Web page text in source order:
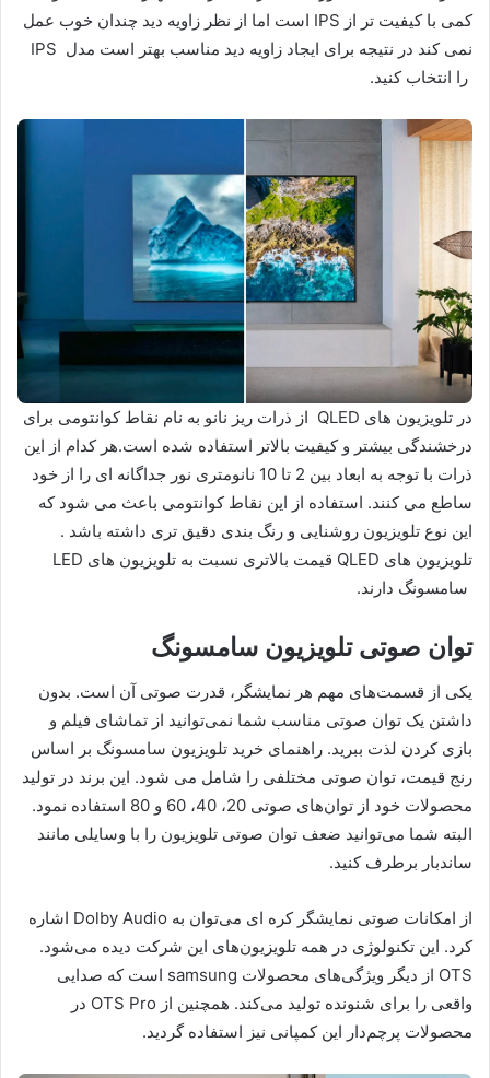
کمی با کیفیت تر از IPS است اما از نظر زاویه دید چندان خوب عمل
نمی کند در نتیجه برای ایجاد زاویه دید مناسب بهتر است مدل IPS
را انتخاب کنید.
در تلویزیون های QLED از ذرات ریز نانو به نام نقاط کوانتومی برای
درخشندگی بیشتر و کیفیت بالاتر استفاده شده است.هر کدام از این
ذرات با توجه به ابعاد بین 2 تا 10 نانومتری نور جداگانه ای را از خود
ساطع می کنند. استفاده از این نقاط کوانتومی باعث می شود که
این نوع تلویزیون روشنایی و رنگ بندی دقیق تری داشته باشد .
تلویزیون های QLED قیمت بالاتری نسبت به تلویزیون های LED
سامسونگ دارند.
توان صوتی تلویزیون سامسونگ
یکی از قسمت‌های مهم هر نمایشگر، قدرت صوتی آن است. بدون
داشتن یک توان صوتی مناسب شما نمی‌توانید از تماشای فیلم و
بازی کردن لذت ببرید. راهنمای خرید تلویزیون‌ سامسونگ بر اساس
رنج قیمت، توان صوتی مختلفی را شامل می شود. این برند در تولید
محصولات خود از توان‌های صوتی‌ 20، 40، 60 و 80 استفاده نمود.
البته شما می‌توانید ضعف توان صوتی تلویزیون را با وسایلی مانند
ساندبار برطرف کنید.
از امکانات صوتی نمایشگر کره ای می‌توان به Dolby Audio اشاره
کرد. این تکنولوژی در همه تلویزیون‌های این شرکت دیده می‌شود.
OTS از دیگر ویژگی‌های محصولات samsung است که صدایی
واقعی را برای شنونده تولید می‌کند. همچنین از OTS Pro در
محصولات پرچم‌دار این کمپانی نیز استفاده گردید.